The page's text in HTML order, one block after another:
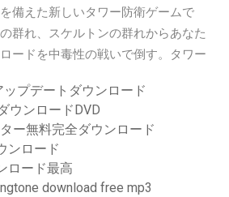
備えた新しいタワー防衛ゲームで
群れ、スケルトンの群れからあなた
ードを中毒性の戦いで倒す。タワー
プデートダウンロード
ウンロードDVD
ー無料完全ダウンロード
ンロード
ロード最高
download free mp3